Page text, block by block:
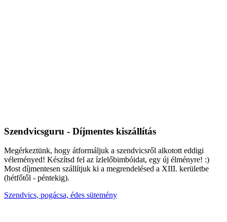
Szendvicsguru - Díjmentes kiszállítás
Megérkeztünk, hogy átformáljuk a szendvicsről alkotott eddigi
véleményed! Készítsd fel az ízlelőbimbóidat, egy új élményre! :)
Most díjmentesen szállítjuk ki a megrendelésed a XIII. kerületbe
(hétfőtől - péntekig).
Szendvics, pogácsa, édes sütemény